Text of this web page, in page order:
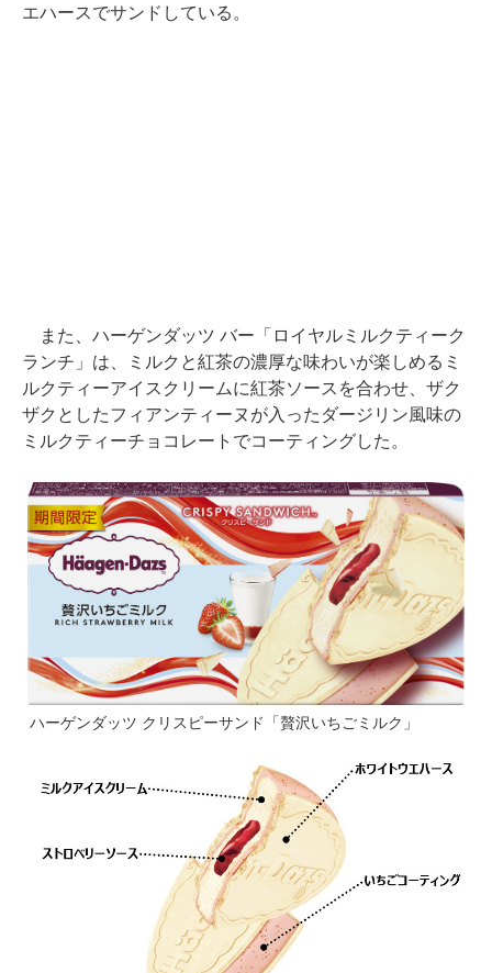
エハースでサンドしている。
また、ハーゲンダッツ バー「ロイヤルミルクティーク
ランチ」は、ミルクと紅茶の濃厚な味わいが楽しめるミ
ルクティーアイスクリームに紅茶ソースを合わせ、ザク
ザクとしたフィアンティーヌが入ったダージリン風味の
ミルクティーチョコレートでコーティングした。
ハーゲンダッツ クリスピーサンド「贅沢いちごミルク」